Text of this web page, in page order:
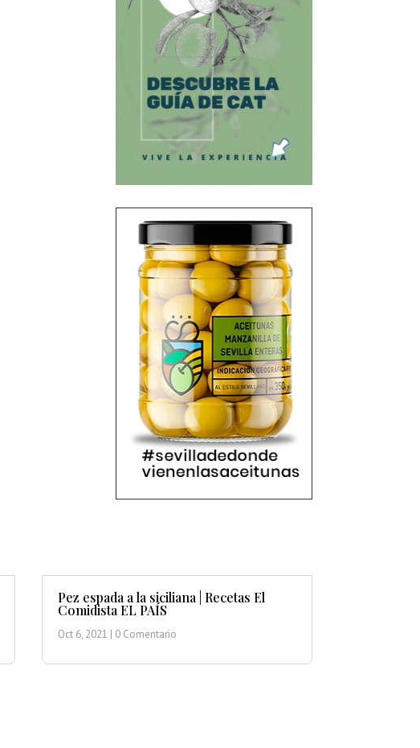
Pez espada a la siciliana | Recetas El
Comidista EL PAÍS
Oct 6, 2021 | 0 Comentario